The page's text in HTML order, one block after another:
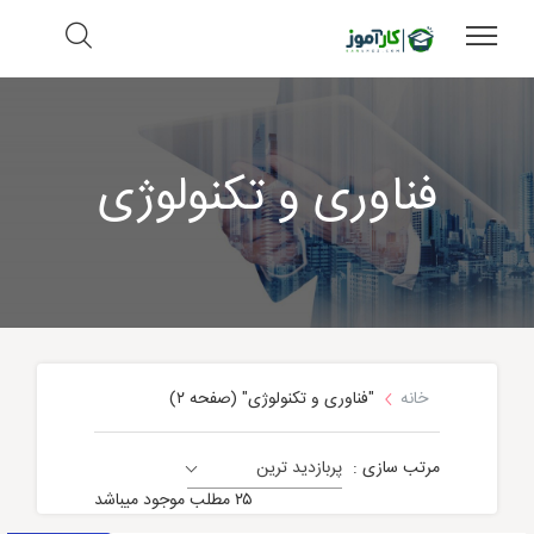
فناوری و تکنولوژی
خانه "فناوری و تکنولوژی"(صفحه ۲)
مرتب سازی : پربازدید ترین
۲۵ مطلب موجود میباشد